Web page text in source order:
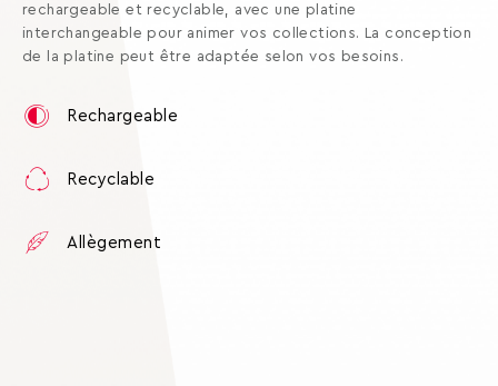
rechargeable et recyclable, avec une platine
interchangeable pour animer vos collections. La conception
de la platine peut être adaptée selon vos besoins.
Rechargeable
Recyclable
Allègement